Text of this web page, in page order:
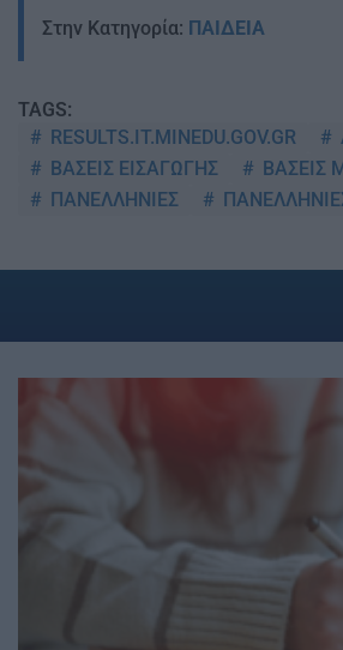
Στην Κατηγορία: ΠΑΙΔΕΙΑ
TAGS:
RESULTS.IT.MINEDU.GOV.GR
ΒΑΣΕΙΣ ΕΙΣΑΓΩΓΗΣ
ΒΑΣΕΙΣ
ΠΑΝΕΛΛΗΝΙΕΣ